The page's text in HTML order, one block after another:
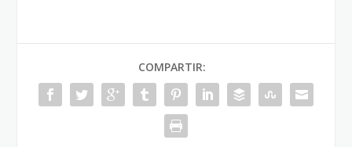
COMPARTIR: